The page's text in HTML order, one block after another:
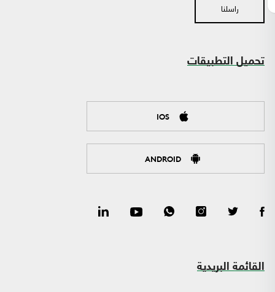
راسلنا
تحميل التطبيقات
IOS
ANDROID
القائمة البريدية